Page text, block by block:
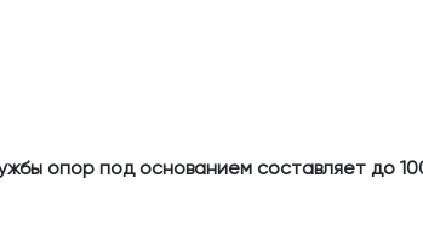
опор под основанием составляет до